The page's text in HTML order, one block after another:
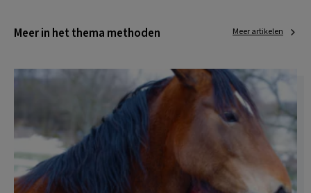
Meer in het thema methoden Meer artikelen